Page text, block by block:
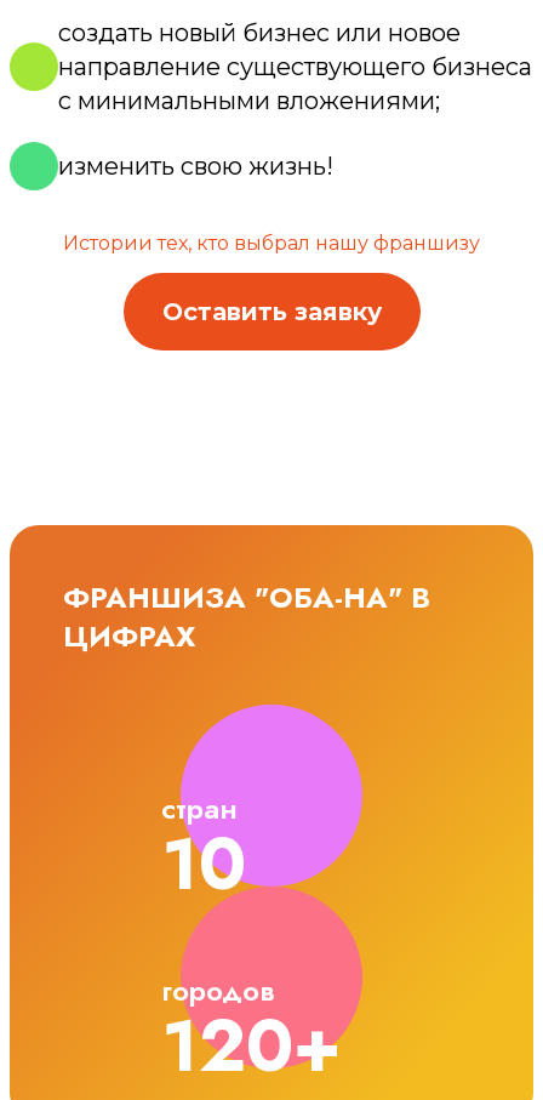
создать новый бизнес или новое
направление существующего бизнеса
с минимальными вложениями;
изменить свою жизнь!
Истории тех, кто выбрал нашу франшизу
Оставить заявку
ФРАНШИЗА "ОБА-НА" В
ЦИФРАХ
стран
10
городов
120+